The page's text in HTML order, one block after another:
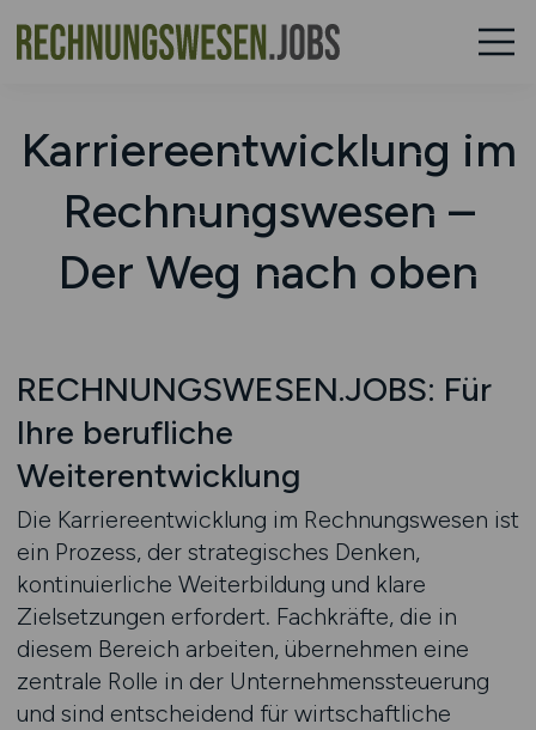
Karriereentwicklung im
Rechnungswesen –
Der Weg nach oben
RECHNUNGSWESEN.JOBS: Für
Ihre berufliche
Weiterentwicklung
Die Karriereentwicklung im Rechnungswesen ist
ein Prozess, der strategisches Denken,
kontinuierliche Weiterbildung und klare
Zielsetzungen erfordert. Fachkräfte, die in
diesem Bereich arbeiten, übernehmen eine
zentrale Rolle in der Unternehmenssteuerung
und sind entscheidend für wirtschaftliche